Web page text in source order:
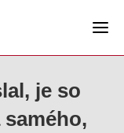
je so